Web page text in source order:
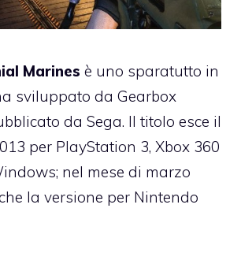
Marines è uno sparatutto in
sviluppato da Gearbox
da Sega. Il titolo esce il
per PlayStation 3, Xbox 360
nel mese di marzo
la versione per Nintendo